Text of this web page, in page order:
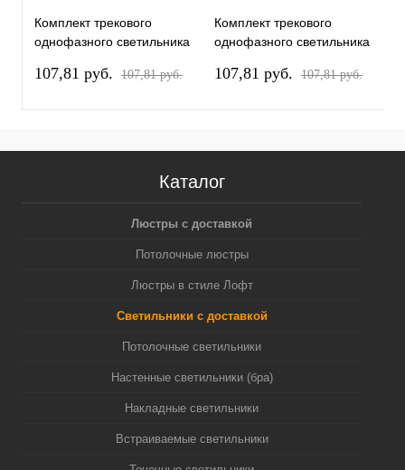
Комплект трекового
однофазного светильника
белый песок/серебро
107,81 pуб. 107,81 pуб.
Комплект трекового
однофазного светильника
белый песок/золото
107,81 pуб. 107,81 pуб.
Каталог
Люстры с доставкой
Потолочные люстры
Люстры в стиле Лофт
Светильники с доставкой
Потолочные светильники
Настенные светильники (бра)
Накладные светильники
Встраиваемые светильники